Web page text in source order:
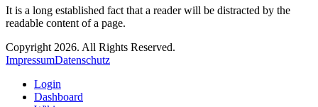
It is a long established fact that a reader will be distracted by the
readable content of a page.
Copyright 2026. All Rights Reserved.
ImpressumDatenschutz
Login
Dashboard